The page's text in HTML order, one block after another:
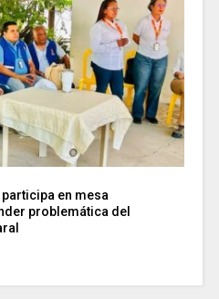
en mesa
problemática del